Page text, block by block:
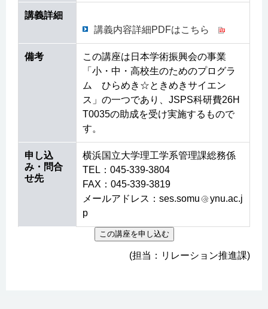
講義詳細
講義内容詳細PDFはこちら
備考
この講座は日本学術振興会の事業
「小・中・高校生のためのプログラ
ム ひらめき☆ときめきサイエン
ス」の一つであり、JSPS科研費26H
T0035の助成を受け実施するもので
す。
申し込
み・問合
せ先
横浜国立大学理工学系管理課総務係
TEL：045-339-3804
FAX：045-339-3819
メールアドレス：ses.somu
ynu.ac.j
p
(担当：リレーション推進課)